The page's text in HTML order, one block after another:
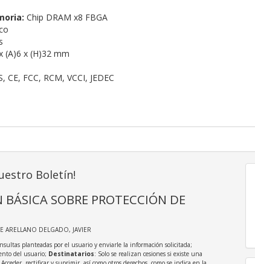
Chip DRAM x8 FBGA
(A)6 x (H)32 mm
CE, FCC, RCM, VCCI, JEDEC
Boletín!
SOBRE PROTECCIÓN DE
ARELLANO DELGADO, JAVIER
planteadas por el usuario y enviarle la información solicitada;
del usuario; Destinatarios: Solo se realizan cesiones si existe una